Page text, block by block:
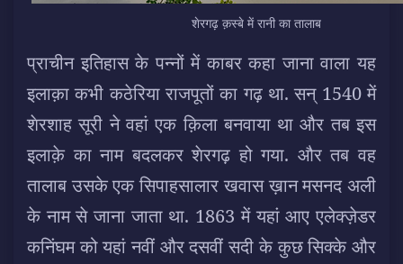
शेरगढ़ क़स्बे में रानी का तालाब
प्राचीन इतिहास के पन्नों में काबर कहा जाना वाला यह
इलाक़ा कभी कठेरिया राजपूतों का गढ़ था. सन् 1540 में
शेरशाह सूरी ने वहां एक क़िला बनवाया था और तब इस
इलाक़े का नाम बदलकर शेरगढ़ हो गया. और तब वह
तालाब उसके एक सिपाहसालार खवास ख़ान मसनद अली
के नाम से जाना जाता था. 1863 में यहां आए एलेक्ज़ेडर
कनिंघम को यहां नवीं और दसवीं सदी के कुछ सिक्के और